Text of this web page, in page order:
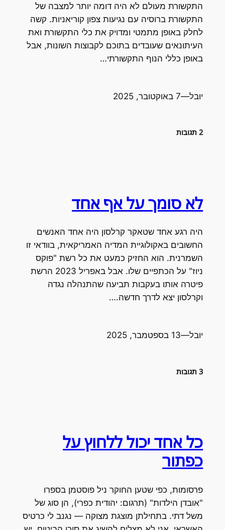
התקשורת מעולם לא היה דומה יותר למצבה של
התקשורת ברוסיה עם נגיעות צפון קוריאניות. קשה
לחלק באופן מתמטי ומדויק את כלי התקשורת ואת
העיתונאים שעובדים בתוכם לקבוצות השונות, אבל
באופן כללי הנוף התקשורתי…
יובל—7 באוקטובר, 2025
2 תגובות
לא סומך על אף אחד
היה רגע אחד שטאקר קרלסון היה אחד האנשים
החשובים באקולוגיית המדיה האמריקאית, בוודאי זו
השמרנית. הוא החזיק כמעט את כל רשת "פוקס
ניוז" על הכתפיים שלו. אבל באפריל 2023 הרשת
פיטרה אותו בעקבות תביעה שהתנהלה נגדה
וקרלסון יצא לדרך חדשה.…
יובל—13 בספטמבר, 2025
3 תגובות
כל אחד יכול ללחוץ על
כפתור
פרסומות, כפי שטען החוקר ניל פוסטמן בספרו
"אובדן הילדות" (תרגום: יהודית כפרי), הן סוג של
משל דתי. בתחילתן מוצגת מצוקה — נגנב לי כרטיס